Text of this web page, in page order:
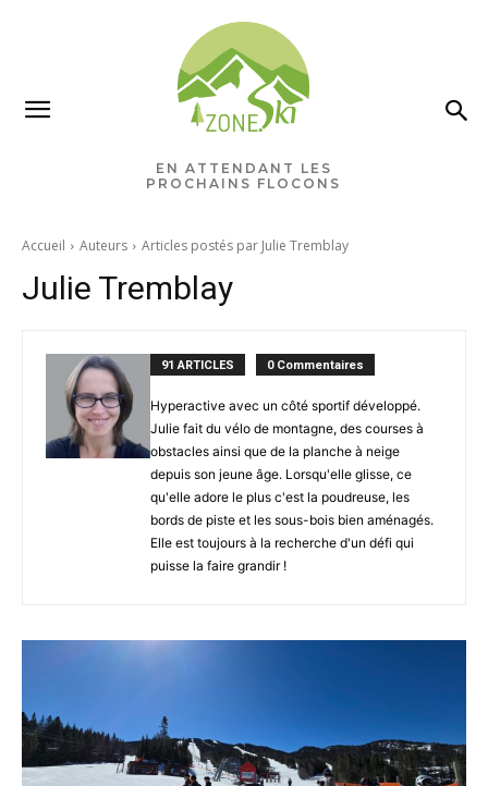
EN ATTENDANT LES
PROCHAINS FLOCONS
Accueil Auteurs Articles postés par Julie Tremblay
Julie Tremblay
91 ARTICLES 0 Commentaires
Hyperactive avec un côté sportif développé.
Julie fait du vélo de montagne, des courses à
obstacles ainsi que de la planche à neige
depuis son jeune âge. Lorsqu'elle glisse, ce
qu'elle adore le plus c'est la poudreuse, les
bords de piste et les sous-bois bien aménagés.
Elle est toujours à la recherche d'un défi qui
puisse la faire grandir !